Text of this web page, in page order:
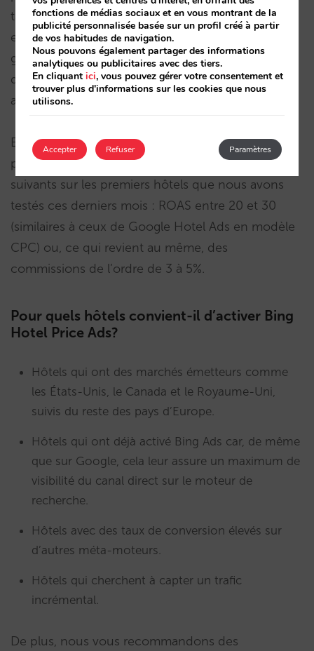
taux est atteint (à confirmer), nous pourrions
espérer6% de cette même vente que vous
générez à présent par Google Hotel Ads, et bien
que cela puisse paraître peu, tout compte pour
augmenter progressivement votre vente directe.
En outre, et bien que les résultats soient encore
préliminaires, nous voyons les rendements
suivants sur les premiers hôtels que nous avons
testés ces derniers mois : ROAS entre 20 et 30
(similaires à ceux de Google Hotel Ads en modèle
CPC) ou, ce qui revient au même, des
commissions de l’ordre de 3 à 5%.
Pour quels hôtels convient-il d’activer Bing
Hotel Price Ads?
Hôtels qui ont des marchés émetteurs comme
les États-Unis, le Canada et le Royaume-Uni,
suivis du reste des pays d’Europe.
Hôtels qui ont déjà activé Bing Ads car, de même
que sur Google, cela leur assure un maximum de
visibilité du canal direct sur le moteur de
recherche.
Hôtels avec des taux de conversion élevés sur
d’autres méta-moteurs.
Hôtels qui cherchent à capter un trafic
incrémental.
De plus, nous vous recommandons des
fonctions de médias sociaux et en vous montrant de la
publicité personnalisée basée sur un profil créé à partir
de vos habitudes de navigation.
Nous pouvons également partager des informations
analytiques ou publicitaires avec des tiers.
En cliquantici, vous pouvez gérer votre consentement et
trouver plus d'informations sur les cookies que nous
utilisons.
Accepter Paramètres
Refuser